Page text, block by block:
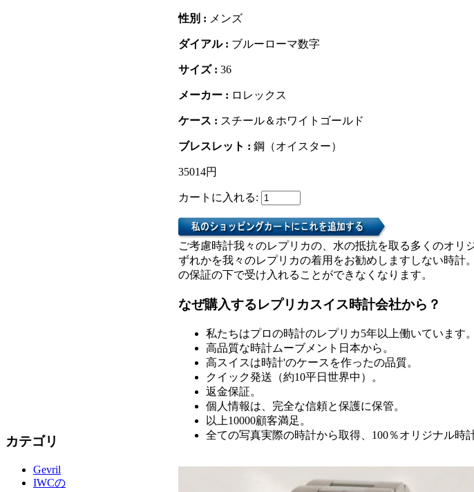
カテゴリ
Gevril
IWCの
性別 : メンズ
ダイアル : ブルーローマ数字
サイズ : 36
メーカー : ロレックス
ケース : スチール＆ホワイトゴールド
ブレスレット : 鋼（オイスター）
35014円
カートに入れる:
ご考慮時計我々のレプリカの、水の抵抗を取る多くのオ
ずれかを我々のレプリカの着用をお勧めしますしない時
の保証の下で受け入れることができなくなります。
なぜ購入するレプリカスイス時計会社から？
私たちはプロの時計のレプリカ5年以上働いています。
高品質な時計ムーブメント日本から。
高スイスは時計'のケースを作ったの品質。
クイック発送（約10平日世界中）。
返金保証。
個人情報は、完全な信頼と保護に保管。
以上10000顧客満足。
全ての写真実際の時計から取得、100％オリジナル時